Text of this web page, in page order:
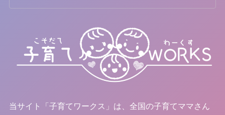
当サイト「子育てワークス」は、 全国の子育てママさん